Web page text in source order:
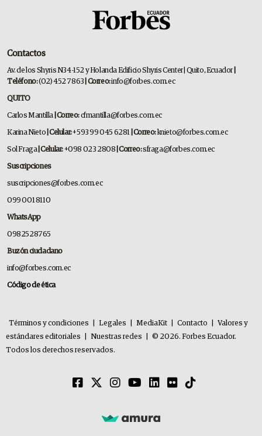
Contactos
Av. de los Shyris N34-152 y Holanda Edificio Shyris Center | Quito, Ecuador
Teléfono:(02) 452 7863 | Correo:info@forbes.com.ec
QUITO
Carlos Mantilla | Correo:cfmantilla@forbes.com.ec
Karina Nieto | Celular:+593 99 045 6281 | Correo:knieto@forbes.com.ec
Sol Fraga| Celular:+098 023 2808 | Correo:sfraga@forbes.com.ec
Suscripciones
suscripciones@forbes.com.ec
099 001 8110
WhatsApp
0982528765
Buzón ciudadano
info@forbes.com.ec
Código de ética
Términos y condiciones Legales MediaKit Contacto
Valores y
estándares editoriales
Nuestras redes
© 2026. Forbes Ecuador.
Todos los derechos reservados.